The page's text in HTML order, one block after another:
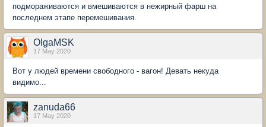
подмораживаются и вмешиваются в нежирный фарш на
последнем этапе перемешивания.
OlgaMSK
17 May 2020
Вот у людей времени свободного - вагон! Девать некуда
видимо...
zanuda66
17 May 2020